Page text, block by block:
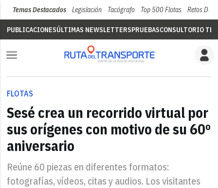
Temas Destacados Legislación Tacógrafo Top 500 Flotas Retos Del
PUBLICACIONESÚLTIMAS NEWSLETTERSPRUEBASCONSULTORIO
FLOTAS
Sesé crea un recorrido virtual por
sus orígenes con motivo de su 60º
aniversario
Reúne 60 piezas en diferentes formatos:
fotografías, vídeos, citas y audios. Los visitantes